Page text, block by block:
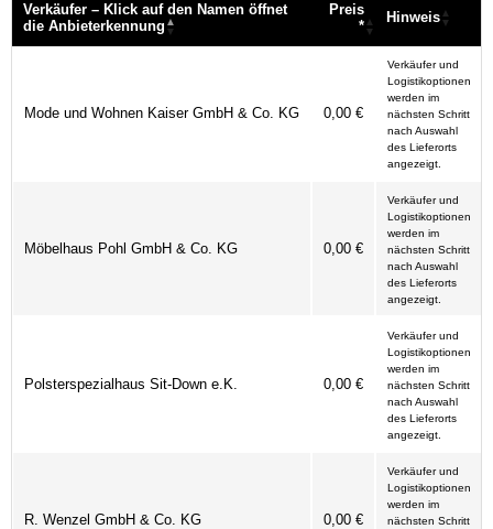
Verkäufer – Klick auf den Namen öffnet
die Anbieterkennung
Preis
*
Hinweis
Mode und Wohnen Kaiser GmbH & Co. KG 0,00 €
Verkäufer und
Logistikoptionen
werden im
nächsten Schritt
nach Auswahl
des Lieferorts
angezeigt.
Möbelhaus Pohl GmbH & Co. KG 0,00 €
Verkäufer und
Logistikoptionen
werden im
nächsten Schritt
nach Auswahl
des Lieferorts
angezeigt.
Polsterspezialhaus Sit-Down e.K. 0,00 €
Verkäufer und
Logistikoptionen
werden im
nächsten Schritt
nach Auswahl
des Lieferorts
angezeigt.
R. Wenzel GmbH & Co. KG 0,00 €
Verkäufer und
Logistikoptionen
werden im
nächsten Schritt